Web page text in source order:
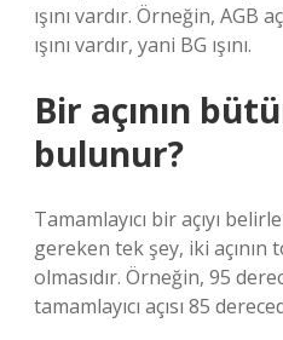
ışını vardır. Örneğin, AGB
ışını vardır, yani BG ışını.
Bir açının
bulunur?
Tamamlayıcı bir açıyı
gereken tek şey, iki açının
olmasıdır. Örneğin, 95
tamamlayıcı açısı 85